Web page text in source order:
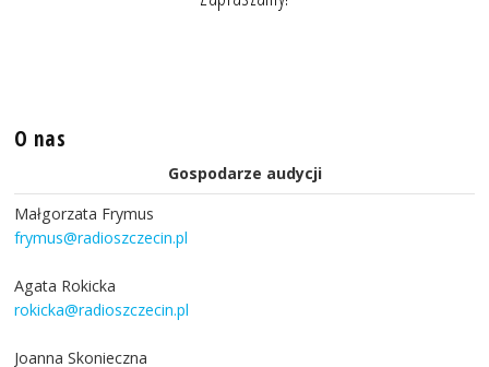
O nas
Gospodarze audycji
Małgorzata Frymus
frymus@radioszczecin.pl
Agata Rokicka
rokicka@radioszczecin.pl
Joanna Skonieczna